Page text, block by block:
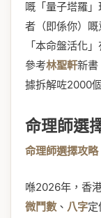
嘅「量子塔羅
者（即係你）
「本命盤活化
參考林聖軒新書
據拆解咗2000
命理師選
命理師選擇攻
喺2026年，香
微鬥數、 八字定